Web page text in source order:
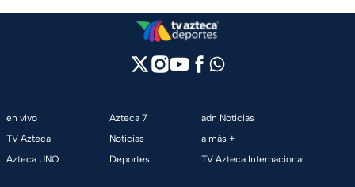
en vivo
TV Azteca
Azteca UNO
Azteca 7
Noticias
Deportes
adn Noticias
a más +
TV Azteca Internacional